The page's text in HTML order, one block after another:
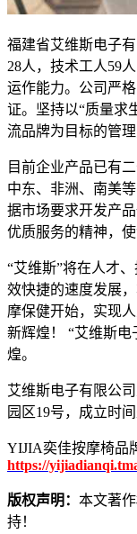
福建省艾维斯电子
28人，技术工人59
运作能力。公司严
证。坚持以“质量求
流品牌为目标的管理
目前企业产品已有
中东、非洲、南美
据市场要求开发产
优质服务的精神，
“艾维斯”将在人才
效快捷的速度发展
摩保健开始，实现
新辉煌！ “艾维斯
煌。
艾维斯电子有限公
园区19号，成立时
YIJIA奕佳按摩椅品
https://
版权声明： 本文著
持！